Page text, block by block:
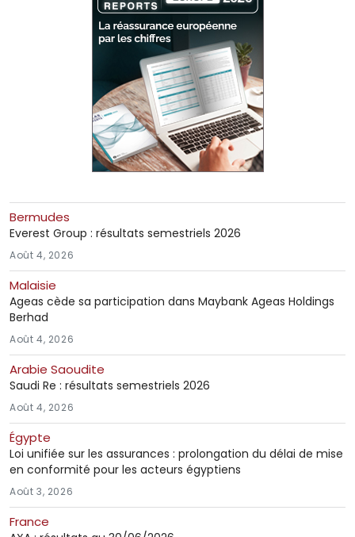
Bermudes
Everest Group : résultats semestriels 2026
Août 4, 2026
Malaisie
Ageas cède sa participation dans Maybank Ageas Holdings
Berhad
Août 4, 2026
Arabie Saoudite
Saudi Re : résultats semestriels 2026
Août 4, 2026
Égypte
Loi unifiée sur les assurances : prolongation du délai de mise
en conformité pour les acteurs égyptiens
Août 3, 2026
France